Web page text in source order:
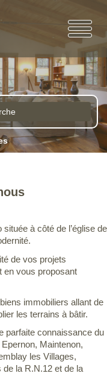
à côté de l’église de
de vos projets
en vous proposant
immobiliers allant de
les terrains à bâtir.
parfaite connaissance du
Maintenon,
les Villages,
la R.N.12 et de la